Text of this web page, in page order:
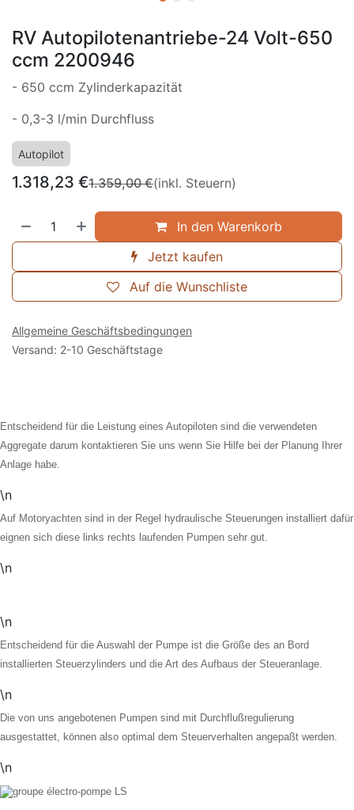
RV Autopilotenantriebe-24 Volt-650
ccm 2200946
- 650 ccm Zylinderkapazität
- 0,3-3 l/min Durchfluss
Autopilot
1.318,23 €1.359,00€(inkl. Steuern)
In den Warenkorb
Jetzt kaufen
Auf die Wunschliste
Allgemeine Geschäftsbedingungen
Versand: 2-10 Geschäftstage
Entscheidend für die Leistung eines Autopiloten sind die verwendeten
Aggregate darum kontaktieren Sie uns wenn Sie Hilfe bei der Planung Ihrer
Anlage habe.
\n
Auf Motoryachten sind in der Regel hydraulische Steuerungen installiert dafür
eignen sich diese links rechts laufenden Pumpen sehr gut.
\n
\n
Entscheidend für die Auswahl der Pumpe ist die Größe des an Bord
installierten Steuerzylinders und die Art des Aufbaus der Steueranlage.
\n
Die von uns angebotenen Pumpen sind mit Durchflußregulierung
ausgestattet, können also optimal dem Steuerverhalten angepaßt werden.
\n